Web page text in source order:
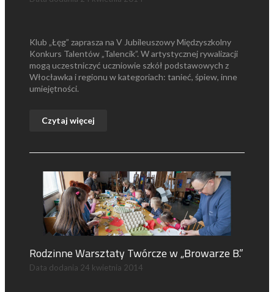
Klub „Łęg” zaprasza na V Jubileuszowy Międzyszkolny
Konkurs Talentów „Talencik”. W artystycznej rywalizacji
mogą uczestniczyć uczniowie szkół podstawowych z
Włocławka i regionu w kategoriach: tanieć, śpiew, inne
umiejętności.
Czytaj więcej
Rodzinne Warsztaty Twórcze w „Browarze B.”
Data dodania 24 kwietnia 2014